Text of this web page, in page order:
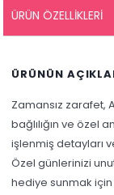
ÜRÜN ÖZELLIKLERI
ÜRÜNÜN
Zamansız zarafet,
bağlılığın ve özel
işlenmiş detayları
Özel günlerinizi
hediye sunmak